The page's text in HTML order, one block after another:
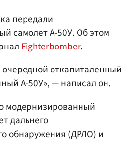
передали
самолет А-50У. Об этом
Fighterbomber.
откапиталенный
А-50У», — написал он.
модернизированный
дальнего
обнаружения (ДРЛО) и